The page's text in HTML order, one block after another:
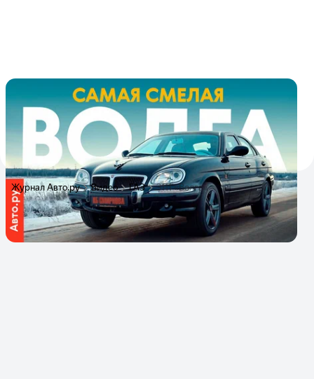
Волга из другой жизни: тест и история
ГАЗ-3111
История самого смелого проекта Горьковского
автозавода
622 февраля 2019
Журнал Авто.ру Видео ГАЗ 3111 «Волга»